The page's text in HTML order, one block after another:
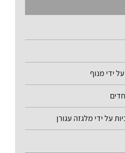
ידי מנוף
על ידי מלגזה עגורן